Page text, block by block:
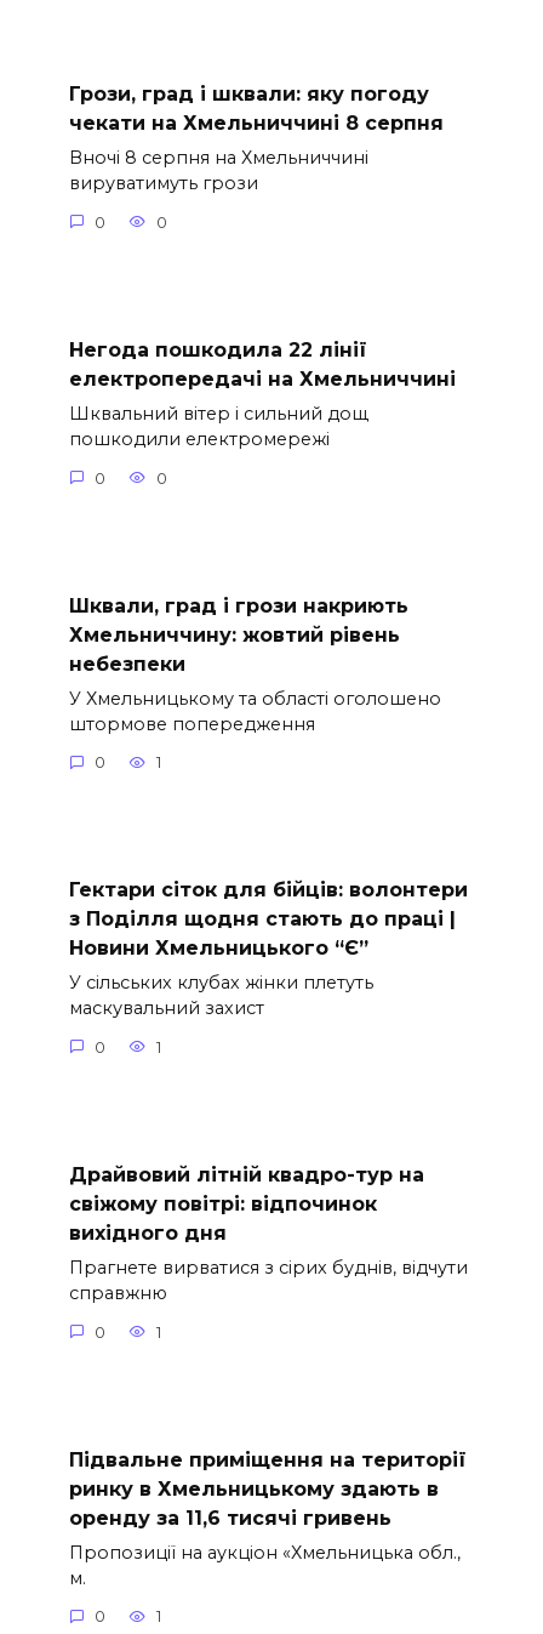
Грози, град і шквали: яку погоду
чекати на Хмельниччині 8 серпня
Вночі 8 серпня на Хмельниччині
вируватимуть грози
0 0
Негода пошкодила 22 лінії
електропередачі на Хмельниччині
Шквальний вітер і сильний дощ
пошкодили електромережі
0 0
Шквали, град і грози накриють
Хмельниччину: жовтий рівень
небезпеки
У Хмельницькому та області оголошено
штормове попередження
0 1
Гектари сіток для бійців: волонтери
з Поділля щодня стають до праці |
Новини Хмельницького “Є”
У сільських клубах жінки плетуть
маскувальний захист
0 1
Драйвовий літній квадро-тур на
свіжому повітрі: відпочинок
вихідного дня
Прагнете вирватися з сірих буднів, відчути
справжню
0 1
Підвальне приміщення на території
ринку в Хмельницькому здають в
оренду за 11,6 тисячі гривень
Пропозиції на аукціон «Хмельницька обл.,
м.
0 1